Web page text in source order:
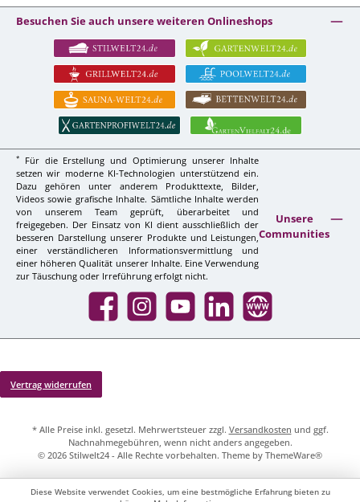
Besuchen Sie auch unsere weiteren Onlineshops
*
Für die Erstellung und Optimierung unserer Inhalte
setzen wir moderne KI-Technologien unterstützend ein.
Dazu gehören unter anderem Produkttexte, Bilder,
Videos sowie grafische Inhalte. Sämtliche Inhalte werden
von unserem Team geprüft, überarbeitet und
freigegeben. Der Einsatz von KI dient ausschließlich der
besseren Darstellung unserer Produkte und Leistungen,
einer verständlicheren Informationsvermittlung und
einer höheren Qualität unserer Inhalte. Eine Verwendung
zur Täuschung oder Irreführung erfolgt nicht.
Unsere
Communities
Facebook InstagramYouTube LinkedIn Website
Vertrag widerrufen
* Alle Preise inkl. gesetzl. Mehrwertsteuer zzgl. Versandkosten und ggf.
Nachnahmegebühren, wenn nicht anders angegeben.
© 2026 Stilwelt24 - Alle Rechte vorbehalten. Theme by ThemeWare®
Diese Website verwendet Cookies, um eine bestmögliche Erfahrung bieten zu